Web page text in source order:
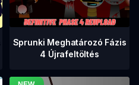
Sprunki Meghatározó Fázis
4 Újrafeltöltés